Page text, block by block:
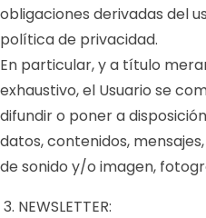
obligaciones derivadas del
política de privacidad.
En particular, y a título
exhaustivo, el Usuario se
difundir o poner a
datos, contenidos,
de sonido y/o imagen,
NEWSLETTER: